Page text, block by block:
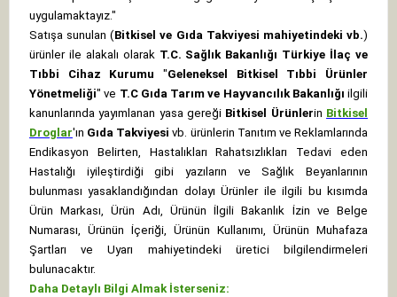
uygulamaktayız."
Satışa sunulan (Bitkisel ve Gıda Takviyesi mahiyetindeki vb.)
ürünler ile alakalı olarak T.C. Sağlık Bakanlığı Türkiye İlaç ve
Tıbbi Cihaz Kurumu "Geleneksel Bitkisel Tıbbi Ürünler
Yönetmeliği" ve T.C Gıda Tarım ve Hayvancılık Bakanlığı ilgili
kanunlarında yayımlanan yasa gereği Bitkisel Ürünlerin Bitkisel
Droglar'ın Gıda Takviyesi vb. ürünlerin Tanıtım ve Reklamlarında
Endikasyon Belirten, Hastalıkları Rahatsızlıkları Tedavi eden
Hastalığı iyileştirdiği gibi yazıların ve Sağlık Beyanlarının
bulunması yasaklandığından dolayı Ürünler ile ilgili bu kısımda
Ürün Markası, Ürün Adı, Ürünün İlgili Bakanlık İzin ve Belge
Numarası, Ürünün İçeriği, Ürünün Kullanımı, Ürünün Muhafaza
Şartları ve Uyarı mahiyetindeki üretici bilgilendirmeleri
bulunacaktır.
Daha Detaylı Bilgi Almak İsterseniz: